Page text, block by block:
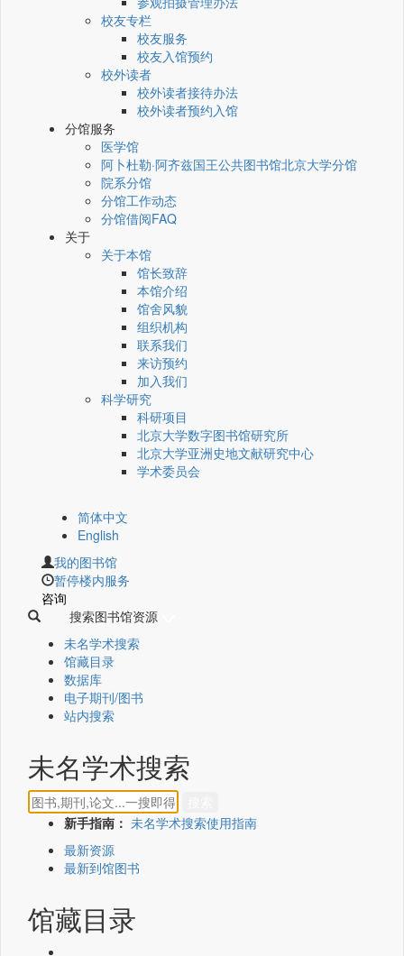
校友专栏
校友服务
校友入馆预约
校外读者
校外读者接待办法
校外读者预约入馆
分馆服务
医学馆
阿卜杜勒·阿齐兹国王公共图书馆北京大学分馆
院系分馆
分馆工作动态
分馆借阅FAQ
关于
关于本馆
馆长致辞
本馆介绍
馆舍风貌
组织机构
联系我们
来访预约
加入我们
科学研究
科研项目
北京大学数字图书馆研究所
北京大学亚洲史地文献研究中心
学术委员会
简体中文
English
我的图书馆
暂停楼内服务
咨询
搜索图书馆资源
未名学术搜索
馆藏目录
数据库
电子期刊/图书
站内搜索
未名学术搜索
新手指南： 未名学术搜索使用指南
最新资源
最新到馆图书
馆藏目录